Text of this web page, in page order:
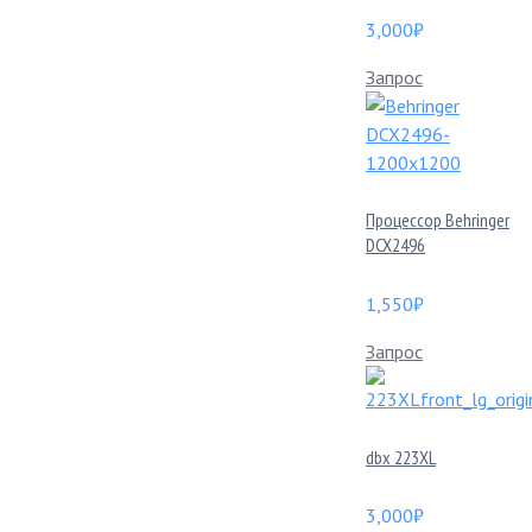
3,000₽
Запрос
Процессор Behringer
DCX2496
1,550₽
Запрос
dbx 223XL
3,000₽